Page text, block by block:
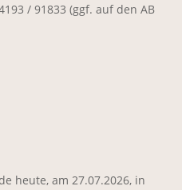
/ 91833 (ggf. auf den AB
heute, am 27.07.2026, in